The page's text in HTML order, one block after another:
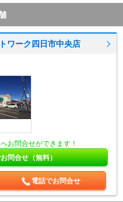
ワーク四日市中央店
お問合せができます！
問合せ（無料）
電話でお問合せ